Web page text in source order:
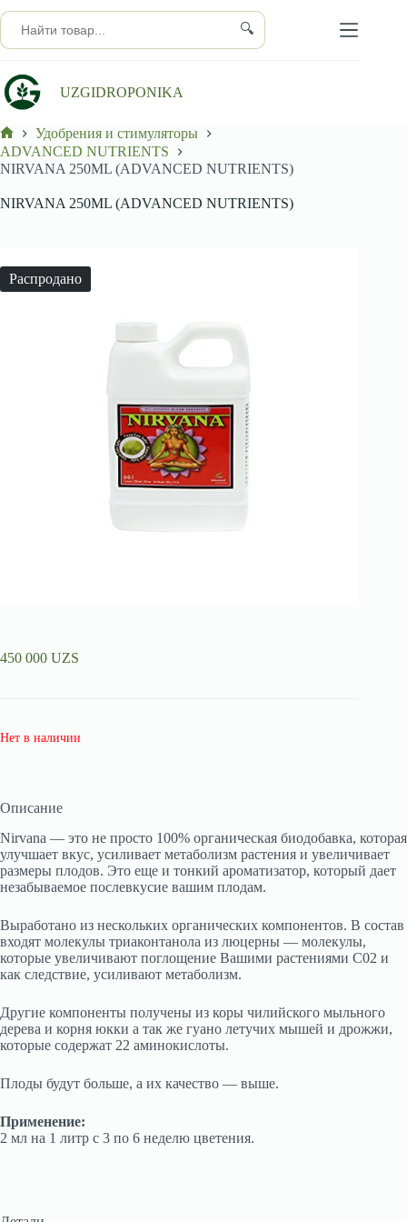
к
сути
🔍
UZGIDROPONIKA
Главная
Удобрения и стимуляторы
ADVANCED NUTRIENTS
NIRVANA 250ML (ADVANCED NUTRIENTS)
NIRVANA 250ML (ADVANCED NUTRIENTS)
Распродано
450 000 UZS
Нет в наличии
Описание
Nirvana — это не просто 100% органическая биодобавка, которая
улучшает вкус, усиливает метаболизм растения и увеличивает
размеры плодов. Это еще и тонкий ароматизатор, который дает
незабываемое послевкусие вашим плодам.
Выработано из нескольких органических компонентов. В состав
входят молекулы триаконтанола из люцерны — молекулы,
которые увеличивают поглощение Вашими растениями C02 и
как следствие, усиливают метаболизм.
Другие компоненты получены из коры чилийского мыльного
дерева и корня юкки а так же гуано летучих мышей и дрожжи,
которые содержат 22 аминокислоты.
Плоды будут больше, а их качество — выше.
Применение:
2 мл на 1 литр с 3 по 6 неделю цветения.